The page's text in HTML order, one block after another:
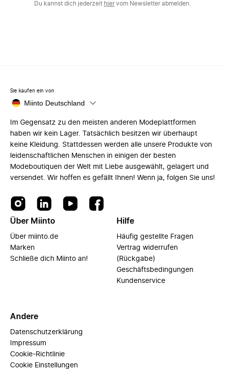
Du kannst dich jederzeit hiervom Newsletter abmelden.
Sie kaufen ein von
Miinto Deutschland
Im Gegensatz zu den meisten anderen Modeplattformen
haben wir kein Lager. Tatsächlich besitzen wir überhaupt
keine Kleidung. Stattdessen werden alle unsere Produkte von
leidenschaftlichen Menschen in einigen der besten
Modeboutiquen der Welt mit Liebe ausgewählt, gelagert und
versendet. Wir hoffen es gefällt Ihnen! Wenn ja, folgen Sie uns!
Über Miinto
Über miinto.de
Marken
Schließe dich Miinto an!
Hilfe
Häufig gestellte Fragen
Vertrag widerrufen
(Rückgabe)
Geschäftsbedingungen
Kundenservice
Andere
Datenschutzerklärung
Impressum
Cookie-Richtlinie
Cookie Einstellungen